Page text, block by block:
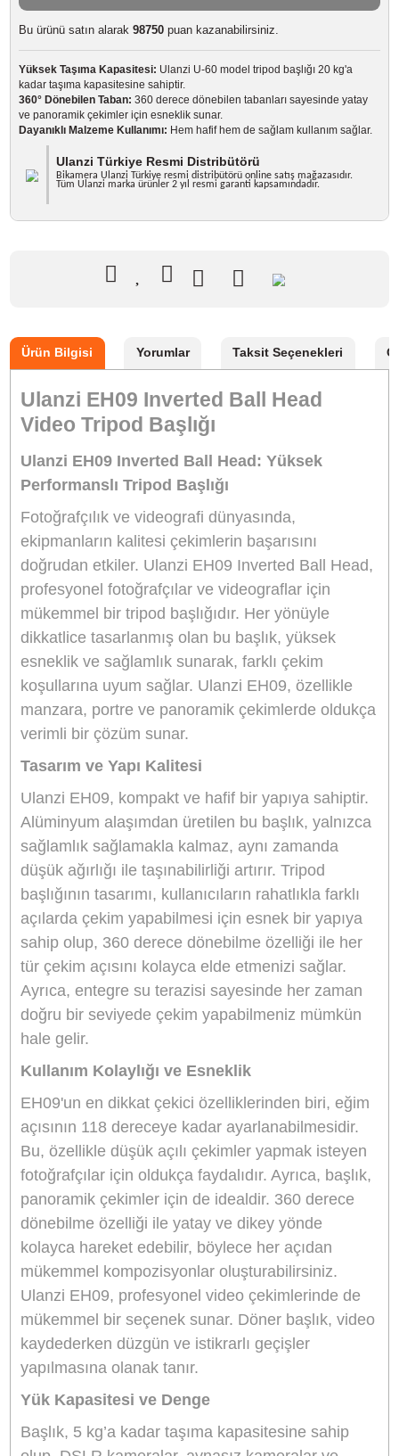
Marka
ULANZI
Stok Durumu
Stokta Yok
GTIN
6975357303767
Garanti Süresi 24 Ay
%10indirim
434 TL Kazanç
4.384,50 TL
3.950,00 TL
NAKİT / HAVALE: 3.871,00 TL *1.104,52 TLden başlayan
GELİNCE HABER VER
Bu ürünü satın alarak98750puan kazanabilirsiniz.
kadar taşıma kapasitesine sahiptir.
360° Dönebilen Taban:360 derece dönebilen tabanları sayesinde
ve panoramik çekimler için esneklik sunar.
Dayanıklı Malzeme Kullanımı:Hem hafif hem de sağlam kullanım
Ulanzi Türkiye Resmi Distribütörü
Bikamera Ulanzi Türkiye resmi distribütörü online satış mağazasıdır.
Tüm Ulanzi marka ürünler 2 yıl resmi garanti kapsamındadır.
Ürün Bilgisi Yorumlar Taksit Seçenekleri
Ulanzi EH09 Inverted Ball Head
Video Tripod Başlığı
Ulanzi EH09 Inverted Ball Head: Yüksek
Performanslı Tripod Başlığı
Fotoğrafçılık ve videografi dünyasında,
ekipmanların kalitesi çekimlerin başarısını
doğrudan etkiler. Ulanzi EH09 Inverted Ball
profesyonel fotoğrafçılar ve videograflar için
mükemmel bir tripod başlığıdır. Her yönüyle
esneklik ve sağlamlık sunarak, farklı çekim